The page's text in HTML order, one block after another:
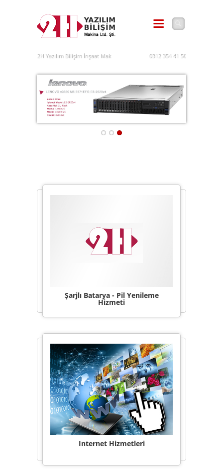
2H Yazılım Bilişim İnşaat Makina İhr. İth. San. Tic.Ltd.Şti. - 0312 354 41
0312 354 41 50
Şarjlı Batarya - Pil Yenileme
Hizmeti
Internet Hizmetleri